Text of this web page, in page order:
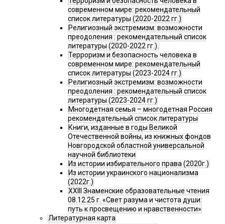
современном мире: рекомендательный
список литературы (2020-2022 гг.)
Религиозный экстремизм: возможности
преодоления : рекомендательный список
литературы (2020-2022 гг.).
Терроризм и безопасность человека в
современном мире: рекомендательный
список литературы (2023-2024 гг.)
Религиозный экстремизм: возможности
преодоления : рекомендательный список
литературы (2023-2024 гг.)
Многодетная семья – многодетная Россия
рекомендательный список литературы
Книги, изданные в годы Великой
Отечественной войны, из книжных фондов
Новгородской областной универсальной
научной библиотеки
Из истории избирательного права (2020г.)
Из истории украинского национализма
(2022г.)
XXIII Знаменские образовательные чтения
08.12.25 г. «Свет разума и чистота души:
путь к просвещению и нравственности»
Литературная карта